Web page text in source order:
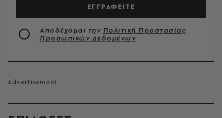
ΕΓΓΡΑΦΕΙΤΕ
Αποδέχομαι την Πολιτική Προστασίας
Προσωπικών Δεδομένων